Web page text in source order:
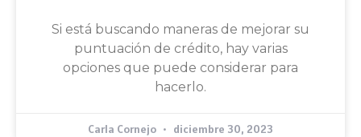
Si está buscando maneras de mejorar su
puntuación de crédito, hay varias
opciones que puede considerar para
hacerlo.
Carla Cornejo diciembre 30, 2023